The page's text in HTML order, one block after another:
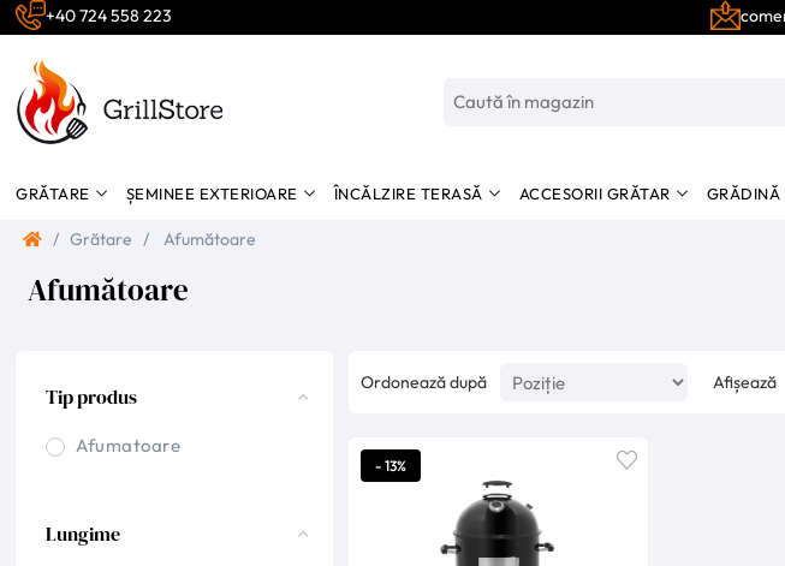
+40 724 558 223
GRĂTARE ȘEMINEE EXTERIOARE ÎNCĂLZIRE TERASĂ ACCESORII GRĂTAR GRĂDINĂ
/ Grătare / Afumătoare
Afumătoare
Tip produs
Afumatoare
Lungime
Ordonează după Afișează
- 13%